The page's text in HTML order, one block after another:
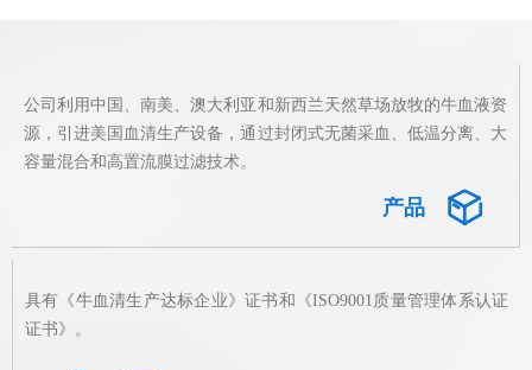
ꁦ
产品
公司利用中国、南美、澳大利亚和新西兰天然草场放牧的牛血液资
源，引进美国血清生产设备，通过封闭式无菌采血、低温分离、大
容量混合和高置流膜过滤技术。
具有《牛血清生产达标企业》证书和《ISO9001质量管理体系认证
证书》。